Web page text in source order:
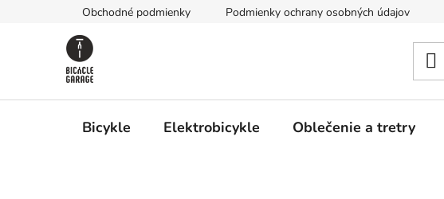
Obchodné podmienky Podmienky ochrany osobných údajov
Bicykle Elektrobicykle Oblečenie a tretry